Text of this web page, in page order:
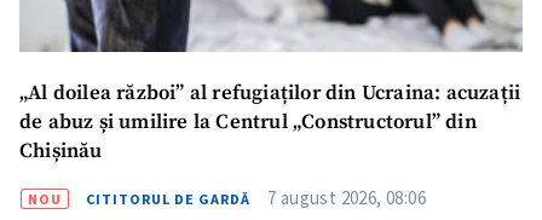
„Al doilea război” al refugiaților din Ucraina: acuzații
de abuz și umilire la Centrul „Constructorul” din
Chișinău
NOU CITITORUL DE GARDĂ 7 august 2026, 08:06